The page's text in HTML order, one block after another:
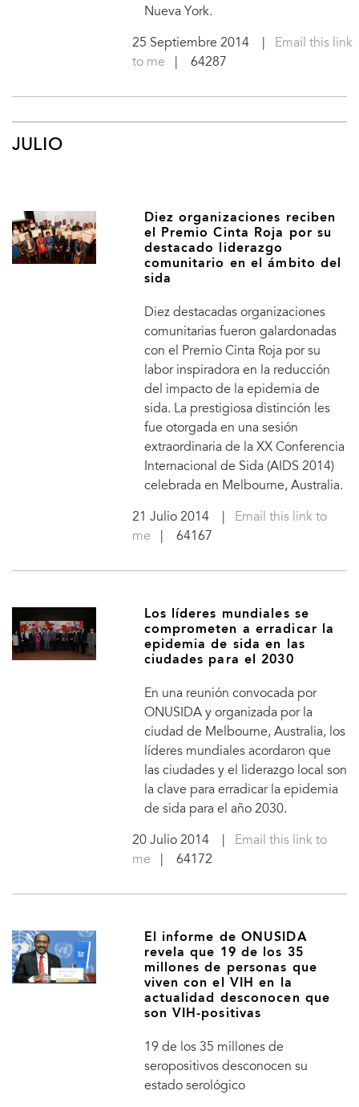
Nueva York.
25 Septiembre 2014|
Email this link
to me | 64287
JULIO
Diez organizaciones reciben
el Premio Cinta Roja por su
destacado liderazgo
comunitario en el ámbito del
sida
Diez destacadas organizaciones
comunitarias fueron galardonadas
con el Premio Cinta Roja por su
labor inspiradora en la reducción
del impacto de la epidemia de
sida. La prestigiosa distinción les
fue otorgada en una sesión
extraordinaria de la XX Conferencia
Internacional de Sida (AIDS 2014)
celebrada en Melbourne, Australia.
21 Julio 2014|
Email this link to
me | 64167
Los líderes mundiales se
comprometen a erradicar la
epidemia de sida en las
ciudades para el 2030
En una reunión convocada por
ONUSIDA y organizada por la
ciudad de Melbourne, Australia, los
líderes mundiales acordaron que
las ciudades y el liderazgo local son
la clave para erradicar la epidemia
de sida para el año 2030.
20 Julio 2014|
Email this link to
me | 64172
El informe de ONUSIDA
revela que 19 de los 35
millones de personas que
viven con el VIH en la
actualidad desconocen que
son VIH-positivas
19 de los 35 millones de
seropositivos desconocen su
estado serológico